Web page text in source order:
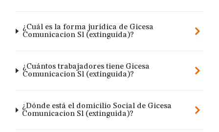
¿Cuál es la forma jurídica de Gicesa
Comunicacion Sl (extinguida)?
¿Cuántos trabajadores tiene Gicesa
Comunicacion Sl (extinguida)?
¿Dónde está el domicilio Social de Gicesa
Comunicacion Sl (extinguida)?